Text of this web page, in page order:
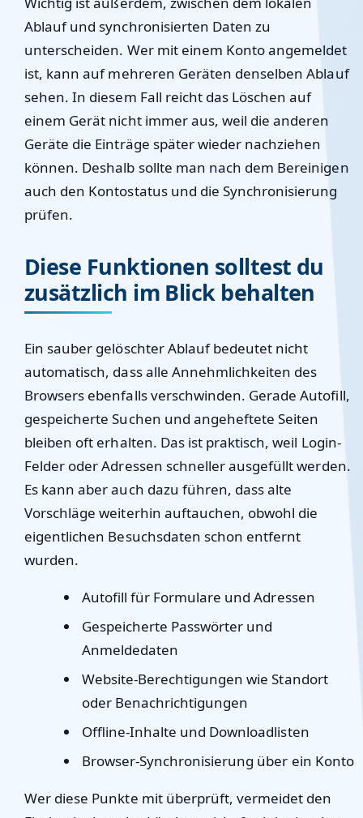
Ablauf und synchronisierten Daten zu
unterscheiden. Wer mit einem Konto angemeldet
ist, kann auf mehreren Geräten denselben Ablauf
sehen. In diesem Fall reicht das Löschen auf
einem Gerät nicht immer aus, weil die anderen
Geräte die Einträge später wieder nachziehen
können. Deshalb sollte man nach dem Bereinigen
auch den Kontostatus und die Synchronisierung
prüfen.
Diese Funktionen solltest du
zusätzlich im Blick behalten
Ein sauber gelöschter Ablauf bedeutet nicht
automatisch, dass alle Annehmlichkeiten des
Browsers ebenfalls verschwinden. Gerade Autofill,
gespeicherte Suchen und angeheftete Seiten
bleiben oft erhalten. Das ist praktisch, weil Login-
Felder oder Adressen schneller ausgefüllt werden.
Es kann aber auch dazu führen, dass alte
Vorschläge weiterhin auftauchen, obwohl die
eigentlichen Besuchsdaten schon entfernt
wurden.
Autofill für Formulare und Adressen
Gespeicherte Passwörter und
Anmeldedaten
Website-Berechtigungen wie Standort
oder Benachrichtigungen
Offline-Inhalte und Downloadlisten
Browser-Synchronisierung über ein Konto
Wer diese Punkte mit überprüft, vermeidet den